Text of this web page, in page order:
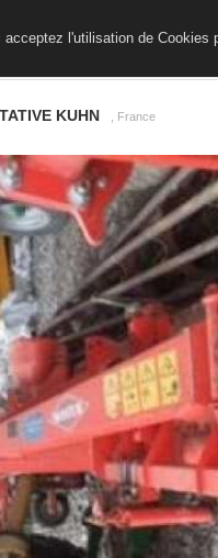
l'utilisation de
KUHN , France